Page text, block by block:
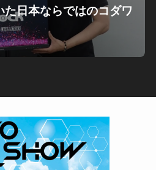
日本ならではのコダワ